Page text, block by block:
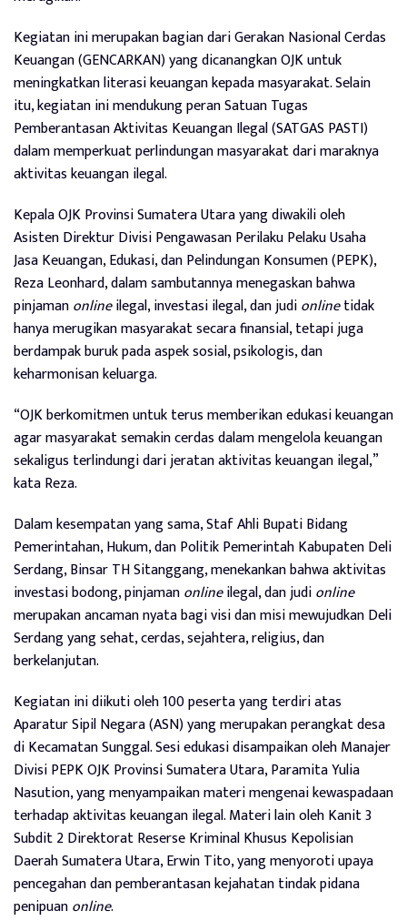
Kegiatan ini merupakan bagian dari Gerakan Nasional Cerdas
Keuangan (GENCARKAN) yang dicanangkan OJK untuk
meningkatkan literasi keuangan kepada masyarakat. Selain
itu, kegiatan ini mendukung peran Satuan Tugas
Pemberantasan Aktivitas Keuangan Ilegal (SATGAS PASTI)
dalam memperkuat perlindungan masyarakat dari maraknya
aktivitas keuangan ilegal.
Kepala OJK Provinsi Sumatera Utara yang diwakili oleh
Asisten Direktur Divisi Pengawasan Perilaku Pelaku Usaha
Jasa Keuangan, Edukasi, dan Pelindungan Konsumen (PEPK),
Reza Leonhard, dalam sambutannya menegaskan bahwa
pinjamanonlineilegal, investasi ilegal, dan judionlinetidak
hanya merugikan masyarakat secara finansial, tetapi juga
berdampak buruk pada aspek sosial, psikologis, dan
keharmonisan keluarga.
“OJK berkomitmen untuk terus memberikan edukasi keuangan
agar masyarakat semakin cerdas dalam mengelola keuangan
sekaligus terlindungi dari jeratan aktivitas keuangan ilegal,”
kata Reza.
Dalam kesempatan yang sama, Staf Ahli Bupati Bidang
Pemerintahan, Hukum, dan Politik Pemerintah Kabupaten Deli
Serdang, Binsar TH Sitanggang, menekankan bahwa aktivitas
investasi bodong, pinjamanonlineilegal, dan judionline
merupakan ancaman nyata bagi visi dan misi mewujudkan Deli
Serdang yang sehat, cerdas, sejahtera, religius, dan
berkelanjutan.
Kegiatan ini diikuti oleh 100 peserta yang terdiri atas
Aparatur Sipil Negara (ASN) yang merupakan perangkat desa
di Kecamatan Sunggal. Sesi edukasi disampaikan oleh Manajer
Divisi PEPK OJK Provinsi Sumatera Utara, Paramita Yulia
Nasution, yang menyampaikan materi mengenai kewaspadaan
terhadap aktivitas keuangan ilegal. Materi lain oleh Kanit 3
Subdit 2 Direktorat Reserse Kriminal Khusus Kepolisian
Daerah Sumatera Utara, Erwin Tito, yang menyoroti upaya
pencegahan dan pemberantasan kejahatan tindak pidana
penipuanonline.